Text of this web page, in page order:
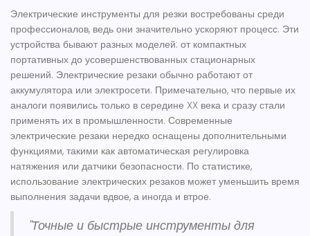
Электрические инструменты для резки востребованы среди
профессионалов, ведь они значительно ускоряют процесс. Эти
устройства бывают разных моделей: от компактных
портативных до усовершенствованных стационарных
решений. Электрические резаки обычно работают от
аккумулятора или электросети. Примечательно, что первые их
аналоги появились только в середине XX века и сразу стали
применять их в промышленности. Современные
электрические резаки нередко оснащены дополнительными
функциями, такими как автоматическая регулировка
натяжения или датчики безопасности. По статистике,
использование электрических резаков может уменьшить время
выполнения задачи вдвое, а иногда и втрое.
"Точные и быстрые инструменты для